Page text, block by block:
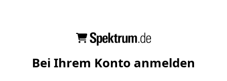
Bei Ihrem Konto anmelden